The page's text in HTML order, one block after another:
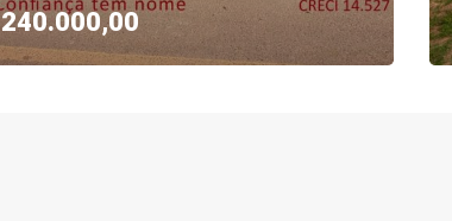
240.000,00